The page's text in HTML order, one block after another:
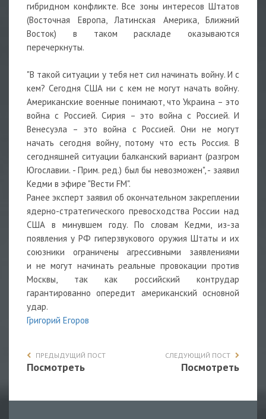
гибридном конфликте. Все зоны интересов Штатов
(Восточная Европа, Латинская Америка, Ближний
Восток) в таком раскладе оказываются
перечеркнуты.
"В такой ситуации у тебя нет сил начинать войну. И с
кем? Сегодня США ни с кем не могут начать войну.
Американские военные понимают, что Украина – это
война с Россией. Сирия – это война с Россией. И
Венесуэла – это война с Россией. Они не могут
начать сегодня войну, потому что есть Россия. В
сегодняшней ситуации балканский вариант (разгром
Югославии. - Прим. ред.) был бы невозможен", - заявил
Кедми в эфире "Вести FM".
Ранее эксперт заявил об окончательном закреплении
ядерно-стратегического превосходства России над
США в минувшем году. По словам Кедми, из-за
появления у РФ гиперзвукового оружия Штаты и их
союзники ограничены агрессивными заявлениями
и не могут начинать реальные провокации против
Москвы, так как российский контрудар
гарантированно опередит американский основной
удар.
Григорий Егоров
ПРЕДЫДУЩИЙ ПОСТ
Посмотреть
СЛЕДУЮЩИЙ ПОСТ
Посмотреть